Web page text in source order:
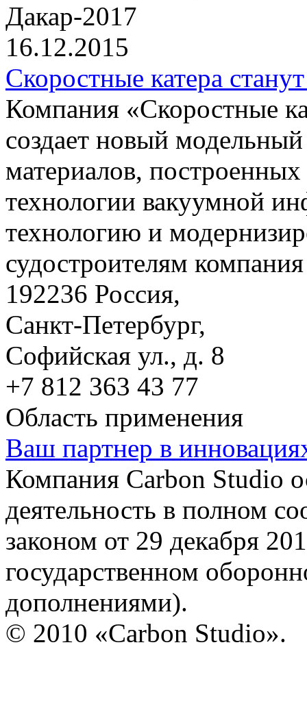
Дакар-2017
16.12.2015
Скоростные катера
Компания
создает новый
материалов,
технологии вакуумной
технологию и
судостроителям
192236 Россия,
Санкт-Петербург,
Софийская ул., д. 8
+7 812 363 43 77
Область применения
Ваш партнер в
Компания Carbon Studio
деятельность в полном
законом от 29 декабря
государственном
дополнениями).
© 2010 «Carbon Studio».